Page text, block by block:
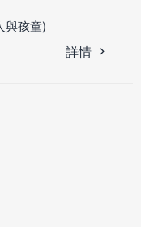
與孩童)
詳情